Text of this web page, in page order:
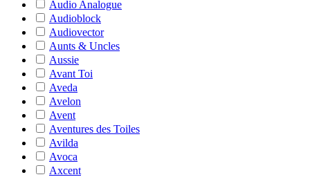
Audio Analogue
Audioblock
Audiovector
Aunts & Uncles
Aussie
Avant Toi
Aveda
Avelon
Avent
Aventures des Toiles
Avilda
Avoca
Axcent